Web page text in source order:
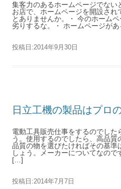
集客力のあるホームページでない
お店で、ホームページを開設され
とありませんか。・ 今のホーム
劣りするな。・ ホームページが
投稿日:2014年9月30日
日立工機の製品はプロ
電動工具販売仕事をするのでした
う。使用するのでしたら、高品
品質の物を選びたければその基準
しょう。メーカーについてなの
[…]
投稿日:2014年7月7日